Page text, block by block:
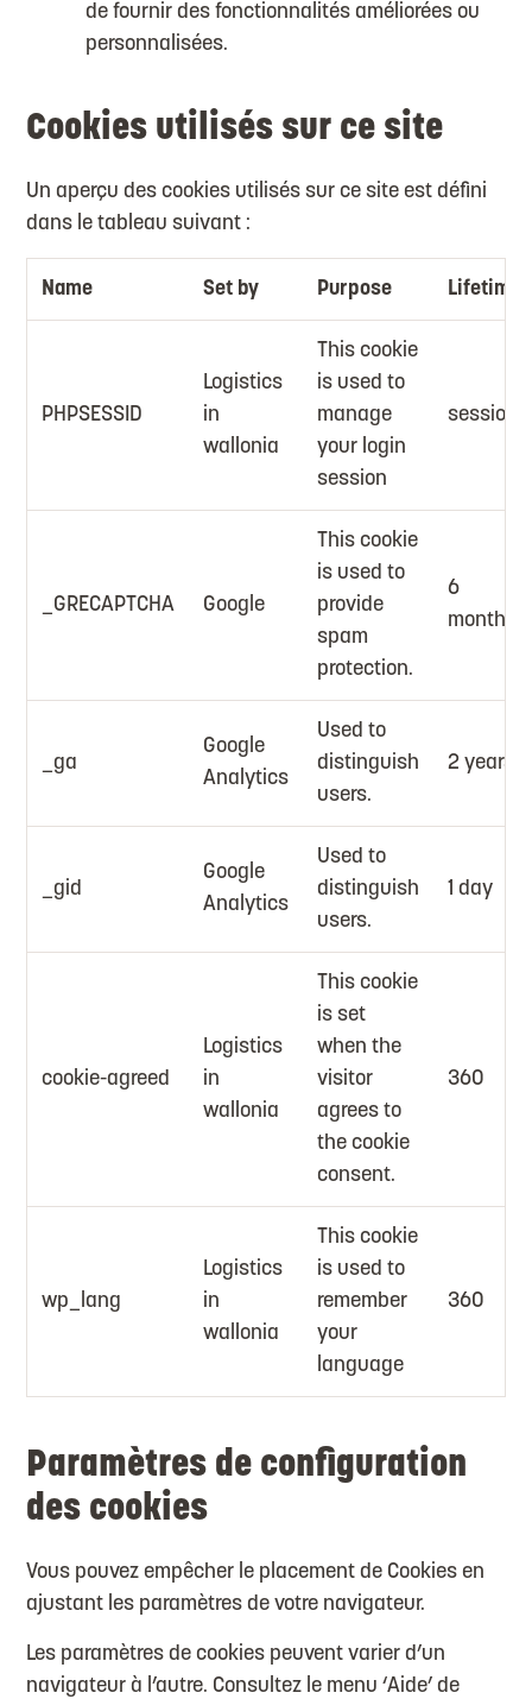
de fournir des fonctionnalités améliorées ou
personnalisées.
Cookies utilisés sur ce site
Un aperçu des cookies utilisés sur ce site est défini
dans le tableau suivant :
Name Set by Purpose Lifetime
PHPSESSID
Logistics
in
wallonia
This cookie
is used to
manage
your login
session
session
_GRECAPTCHA Google
This cookie
is used to
provide
spam
protection.
6
months
_ga
Google
Analytics
Used to
distinguish
users.
2 years
_gid
Google
Analytics
Used to
distinguish
users.
1 day
cookie-agreed
Logistics
in
wallonia
This cookie
is set
when the
visitor
agrees to
the cookie
consent.
360
wp_lang
Logistics
in
wallonia
This cookie
is used to
remember
your
language
360
Paramètres de configuration
des cookies
Vous pouvez empêcher le placement de Cookies en
ajustant les paramètres de votre navigateur.
Les paramètres de cookies peuvent varier d’un
navigateur à l’autre. Consultez le menu ‘Aide’ de